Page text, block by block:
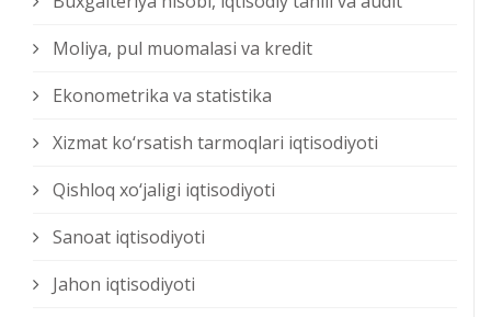
Moliya, pul muomalasi va kredit
Ekonometrika va statistika
Xizmat kо‘rsatish tarmoqlari iqtisodiyoti
Qishloq xо‘jaligi iqtisodiyoti
Sanoat iqtisodiyoti
Jahon iqtisodiyoti